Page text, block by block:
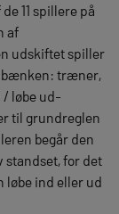
11 spillere på
af
udskiftet spiller
bænken: træner,
/ løbe ud-
til grundreglen
begår den
standset, for det
løbe ind eller ud